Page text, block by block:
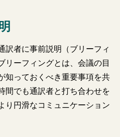
訳者に事前説明（ブリーフィ
リーフィングとは、会議の目
知っておくべき重要事項を共
間でも通訳者と打ち合わせを
り円滑なコミュニケーション